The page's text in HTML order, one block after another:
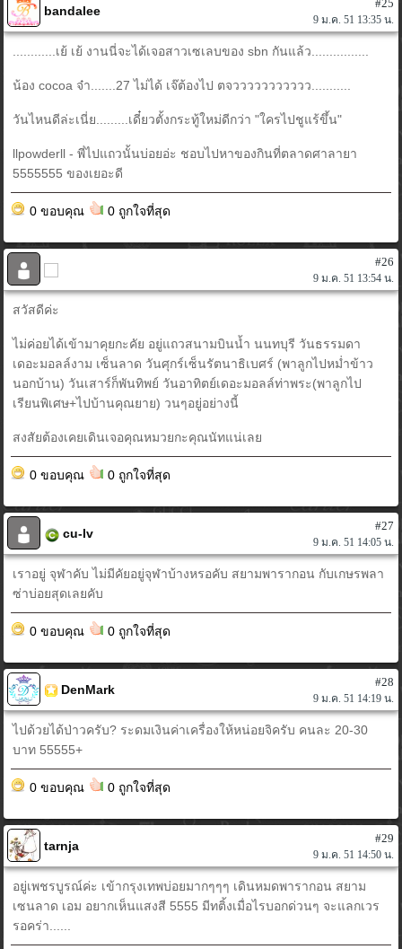
bandalee
#25
9 ม.ค. 51 13:35 น.
............เย้ เย้ งานนี่จะได้เจอสาวเซเลบของ sbn กันแล้ว................
น้อง cocoa จ๋า.......27 ไม่ได้ เจ๊ต้องไป ตจววววววววววว...........
วันไหนดีล่ะเนี่ย.........เดี๋ยวตั้งกระทู้ใหม่ดีกว่า "ใครไปชูแร้ขึ้น"
llpowderll - พี่ไปแถวนั้นบ่อยอ่ะ ชอบไปหาของกินที่ตลาดศาลายา
5555555 ของเยอะดี
0 ขอบคุณ 0 ถูกใจที่สุด
#26
9 ม.ค. 51 13:54 น.
สวัสดีค่ะ
ไม่ค่อยได้เข้ามาคุยกะคัย อยู่แถวสนามบินน้ำ นนทบุรี วันธรรมดา
เดอะมอลล์งาม เซ็นลาด วันศุกร์เซ็นรัตนาธิเบศร์ (พาลูกไปหม่ำข้าว
นอกบ้าน) วันเสาร์ก็พันทิพย์ วันอาทิตย์เดอะมอลล์ท่าพระ(พาลูกไป
เรียนพิเศษ+ไปบ้านคุณยาย) วนๆอยู่อย่างนี้
สงสัยต้องเคยเดินเจอคุณหมวยกะคุณนัทแน่เลย
0 ขอบคุณ 0 ถูกใจที่สุด
cu-lv
#27
9 ม.ค. 51 14:05 น.
เราอยู่ จุฬาคับ ไม่มีคัยอยู่จุฬาบ้างหรอคับ สยามพารากอน กับเกษรพลา
ซ่าบ่อยสุดเลยคับ
0 ขอบคุณ 0 ถูกใจที่สุด
DenMark
#28
9 ม.ค. 51 14:19 น.
ไปด้วยได้ป่าวครับ? ระดมเงินค่าเครื่องให้หน่อยจิครับ คนละ 20-30
บาท 55555+
0 ขอบคุณ 0 ถูกใจที่สุด
tarnja
#29
9 ม.ค. 51 14:50 น.
อยู่เพชรบูรณ์ค่ะ เข้ากรุงเทพบ่อยมากๆๆๆ เดินหมดพารากอน สยาม
เซนลาด เอม อยากเห็นแสงสี 5555 มีทติ้งเมื่อไรบอกด่วนๆ จะแลกเวร
รอคร่า......